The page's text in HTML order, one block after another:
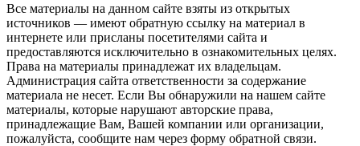
Все материалы на данном сайте взяты из открытых
источников — имеют обратную ссылку на материал в
интернете или присланы посетителями сайта и
предоставляются исключительно в ознакомительных целях.
Права на материалы принадлежат их владельцам.
Администрация сайта ответственности за содержание
материала не несет. Если Вы обнаружили на нашем сайте
материалы, которые нарушают авторские права,
принадлежащие Вам, Вашей компании или организации,
пожалуйста, сообщите нам через форму обратной связи.